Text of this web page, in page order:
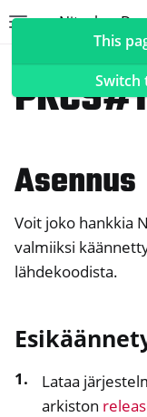
Nitrokey
navigation of
navigation of
navigation of
Asennus
Voit joko hankkia
valmiiksi
lähdekoodista.
Lataa
arkiston
This
Switch